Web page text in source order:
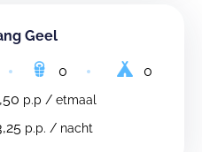
Geel
0
0
p.p / etmaal
p.p. / nacht